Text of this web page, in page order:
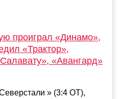
проиграл «Динамо»,
«Трактор»,
«Авангард»
» (3:4 ОТ),